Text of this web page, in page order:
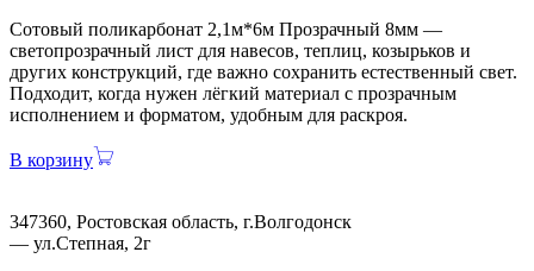
Сотовый поликарбонат 2,1м*6м Прозрачный 8мм —
светопрозрачный лист для навесов, теплиц, козырьков и
других конструкций, где важно сохранить естественный свет.
Подходит, когда нужен лёгкий материал с прозрачным
исполнением и форматом, удобным для раскроя.
В корзину
347360, Ростовская область, г.Волгодонск
— ул.Степная, 2г